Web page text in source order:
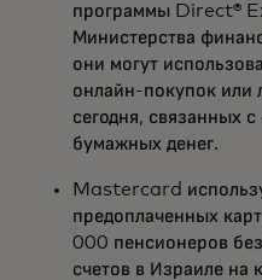
программы Direct®
Министерства
они могут
онлайн-покупок или
сегодня, связанных
бумажных денег.
Mastercard
предоплаченных
000 пенсионеров
счетов в Израиле на